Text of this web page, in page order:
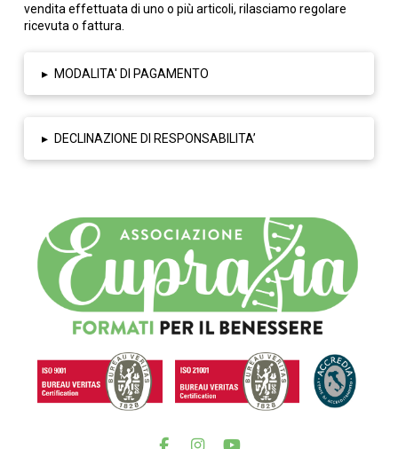
vendita effettuata di uno o più articoli, rilasciamo regolare
ricevuta o fattura.
▸ MODALITA' DI PAGAMENTO
▸ DECLINAZIONE DI RESPONSABILITA’